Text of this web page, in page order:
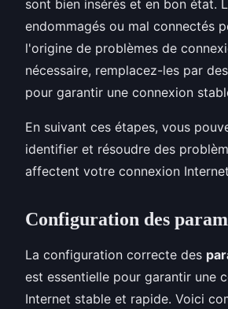
sont bien insérés et en bon état.
endommagés ou mal connectés
l'origine de problèmes de
nécessaire, remplacez-les par
pour garantir une connexion
En suivant ces étapes, vous
identifier et résoudre des
affectent votre connexion
Configuration des
La configuration correcte des
est essentielle pour garantir une
Internet stable et rapide. Voici